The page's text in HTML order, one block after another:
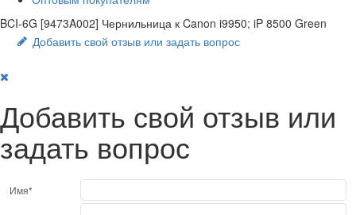
BCI-6G [9473A002] Чернильница к Canon i9950; iP 8500 Green
Добавить свой отзыв или задать вопрос
Добавить свой отзыв или
задать вопрос
Имя*